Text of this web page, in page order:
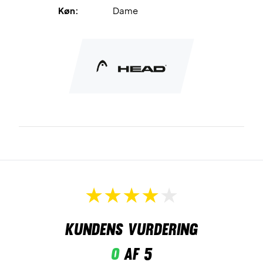
Perfekt til sport og hverdag – køb din Head Club 25
Køn:
Dame
Kundens vurdering
0af 5